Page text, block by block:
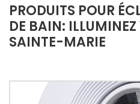
PRODUITS POUR
DE BAIN:
SAINTE-MARIE